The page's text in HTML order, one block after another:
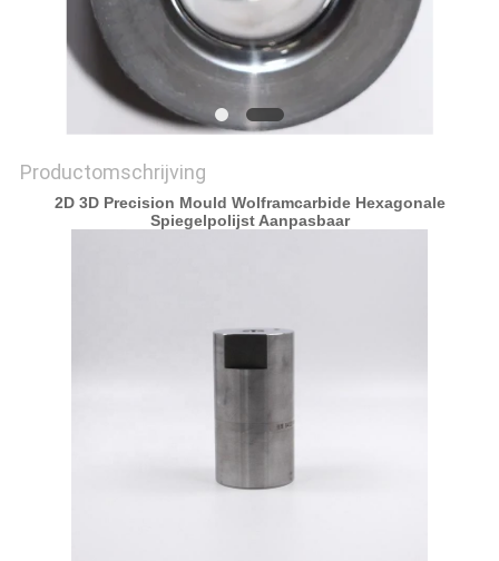
Productomschrijving
2D 3D Precision Mould Wolframcarbide Hexagonale
Spiegelpolijst Aanpasbaar